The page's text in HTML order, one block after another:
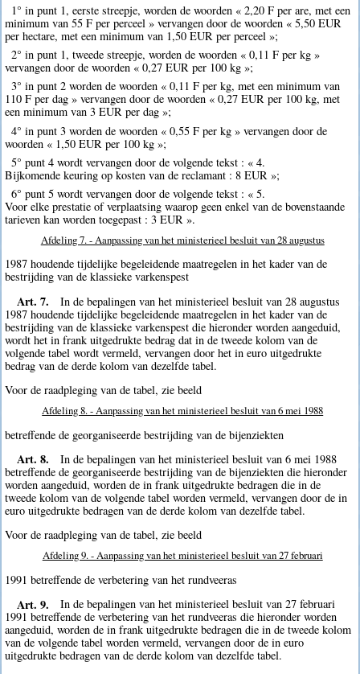
1° in punt 1, eerste streepje, worden de woorden « 2,20 F per are, met een
minimum van 55 F per perceel » vervangen door de woorden « 5,50 EUR
per hectare, met een minimum van 1,50 EUR per perceel »;
2° in punt 1, tweede streepje, worden de woorden « 0,11 F per kg »
vervangen door de woorden « 0,27 EUR per 100 kg »;
3° in punt 2 worden de woorden « 0,11 F per kg, met een minimum van
110 F per dag » vervangen door de woorden « 0,27 EUR per 100 kg, met
een minimum van 3 EUR per dag »;
4° in punt 3 worden de woorden « 0,55 F per kg » vervangen door de
woorden « 1,50 EUR per 100 kg »;
5° punt 4 wordt vervangen door de volgende tekst : « 4.
Bijkomende keuring op kosten van de reclamant : 8 EUR »;
6° punt 5 wordt vervangen door de volgende tekst : « 5.
Voor elke prestatie of verplaatsing waarop geen enkel van de bovenstaande
tarieven kan worden toegepast : 3 EUR ».
Afdeling 7. - Aanpassing van het ministerieel besluit van 28 augustus
1987 houdende tijdelijke begeleidende maatregelen in het kader van de
bestrijding van de klassieke varkenspest
Art. 7.
In de bepalingen van het ministerieel besluit van 28 augustus
1987 houdende tijdelijke begeleidende maatregelen in het kader van de
bestrijding van de klassieke varkenspest die hieronder worden aangeduid,
wordt het in frank uitgedrukte bedrag dat in de tweede kolom van de
volgende tabel wordt vermeld, vervangen door het in euro uitgedrukte
bedrag van de derde kolom van dezelfde tabel.
Voor de raadpleging van de tabel, zie beeld
Afdeling 8. - Aanpassing van het ministerieel besluit van 6 mei 1988
betreffende de georganiseerde bestrijding van de bijenziekten
Art. 8.
In de bepalingen van het ministerieel besluit van 6 mei 1988
betreffende de georganiseerde bestrijding van de bijenziekten die hieronder
worden aangeduid, worden de in frank uitgedrukte bedragen die in de
tweede kolom van de volgende tabel worden vermeld, vervangen door de in
euro uitgedrukte bedragen van de derde kolom van dezelfde tabel.
Voor de raadpleging van de tabel, zie beeld
Afdeling 9. - Aanpassing van het ministerieel besluit van 27 februari
1991 betreffende de verbetering van het rundveeras
Art. 9.
In de bepalingen van het ministerieel besluit van 27 februari
1991 betreffende de verbetering van het rundveeras die hieronder worden
aangeduid, worden de in frank uitgedrukte bedragen die in de tweede kolom
van de volgende tabel worden vermeld, vervangen door de in euro
uitgedrukte bedragen van de derde kolom van dezelfde tabel.